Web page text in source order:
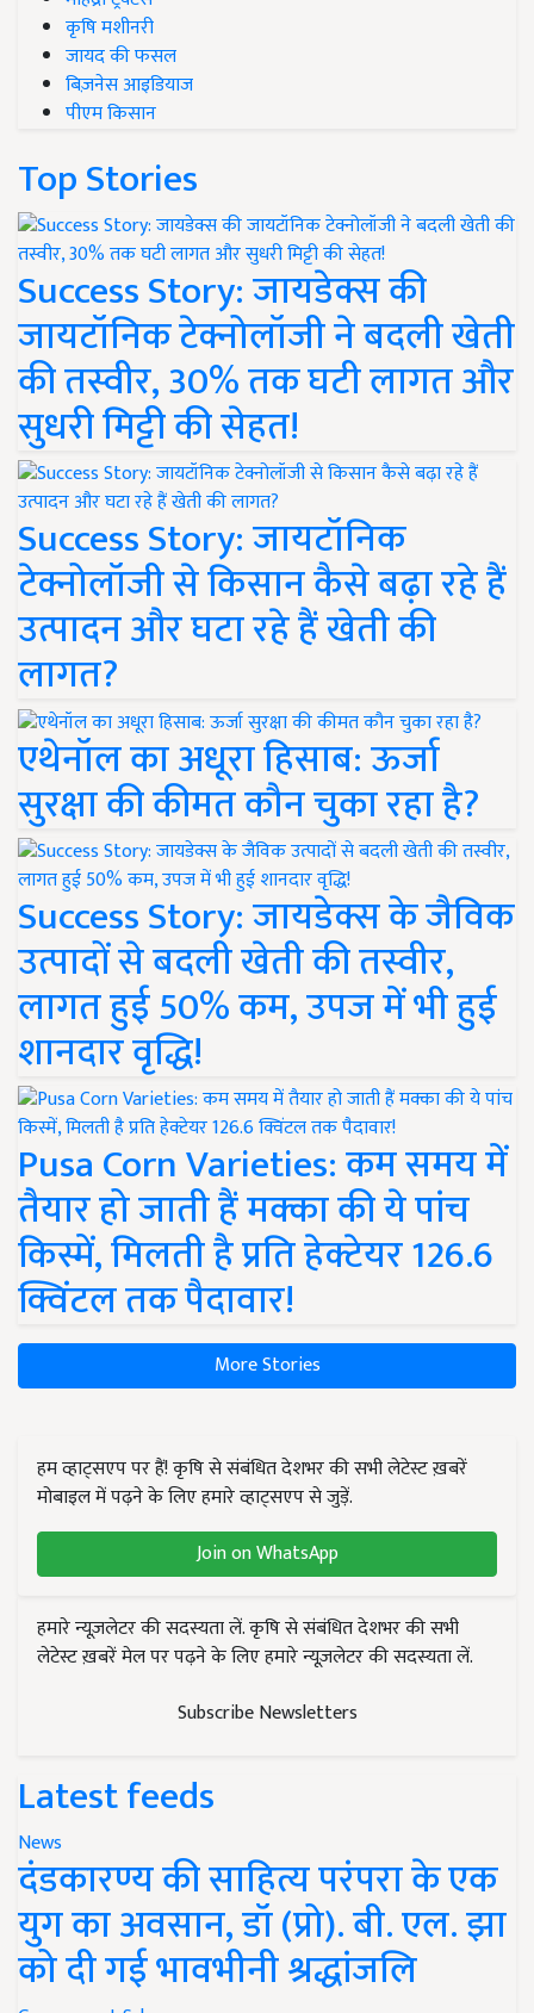
कृषि मशीनरी
जायद की फसल
बिज़नेस आइडियाज
पीएम किसान
Top Stories
Success Story: जायडेक्स की
जायटॉनिक टेक्नोलॉजी ने बदली खेती
की तस्वीर, 30% तक घटी लागत और
सुधरी मिट्टी की सेहत!
Success Story: जायटॉनिक
टेक्नोलॉजी से किसान कैसे बढ़ा रहे हैं
उत्पादन और घटा रहे हैं खेती की
लागत?
एथेनॉल का अधूरा हिसाब: ऊर्जा
सुरक्षा की कीमत कौन चुका रहा है?
Success Story: जायडेक्स के जैविक
उत्पादों से बदली खेती की तस्वीर,
लागत हुई 50% कम, उपज में भी हुई
शानदार वृद्धि!
Pusa Corn Varieties: कम समय में
तैयार हो जाती हैं मक्का की ये पांच
किस्में, मिलती है प्रति हेक्टेयर 126.6
क्विंटल तक पैदावार!
More Stories
हम व्हाट्सएप पर हैं! कृषि से संबंधित देशभर की सभी लेटेस्ट ख़बरें
मोबाइल में पढ़ने के लिए हमारे व्हाट्सएप से जुड़ें.
Join on WhatsApp
हमारे न्यूज़लेटर की सदस्यता लें. कृषि से संबंधित देशभर की सभी
लेटेस्ट ख़बरें मेल पर पढ़ने के लिए हमारे न्यूज़लेटर की सदस्यता लें.
Subscribe Newsletters
Latest feeds
News
दंडकारण्य की साहित्य परंपरा के एक
युग का अवसान, डॉ (प्रो). बी. एल. झा
को दी गई भावभीनी श्रद्धांजलि